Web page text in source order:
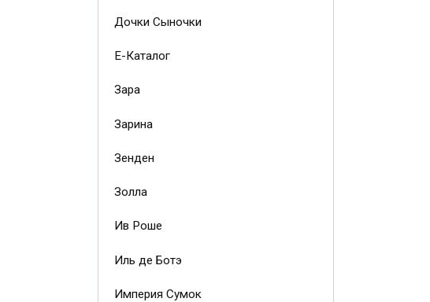
Дочки Сыночки
Е-Каталог
Зара
Зарина
Зенден
Золла
Ив Роше
Иль де Ботэ
Империя Сумок